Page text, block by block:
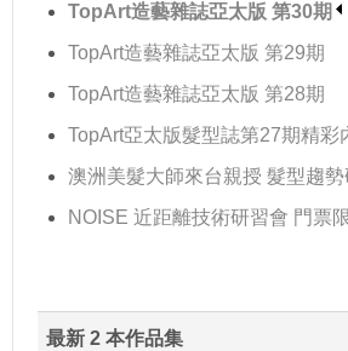
TopArt造藝雜誌亞太版 第30期
TopArt造藝雜誌亞太版 第29期
TopArt造藝雜誌亞太版 第28期
TopArt亞太版髮型誌第27期精彩
澳洲美髮大師來台親授 髮型趨勢
NOISE 近距離技術研習會 門票
最新 2 本作品集